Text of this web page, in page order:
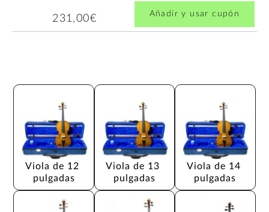
231,00€ Añadir y usar cupón
Viola de 12
pulgadas
Viola de 13
pulgadas
Viola de 14
pulgadas